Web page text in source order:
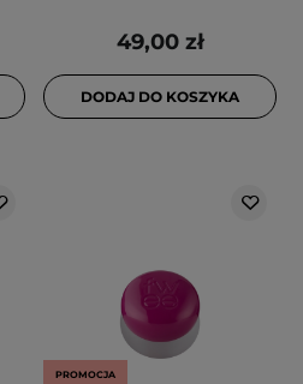
49,00 zł
DODAJ DO KOSZYKA
PROMOCJA